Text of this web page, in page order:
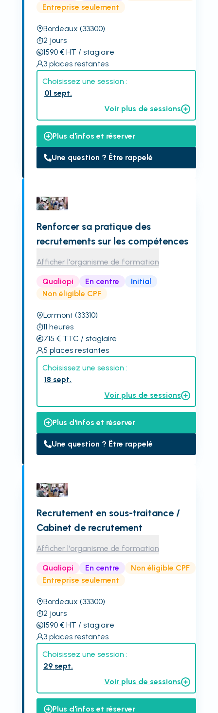
Entreprise seulement
Bordeaux (33300)
2 jours
1590€ HT / stagiaire
3 places restantes
Choisissez une session :
01 sept.
Voir plus de sessions
Plus d'infos et réserver
Une question ? Être rappelé
Renforcer sa pratique des
recrutements sur les compétences
Afficher l'organisme de formation
Qualiopi En centre
Initial
Non éligible CPF
Lormont (33310)
11 heures
715 € TTC / stagiaire
5 places restantes
Choisissez une session :
18 sept.
Voir plus de sessions
Plus d'infos et réserver
Une question ? Être rappelé
Recrutement en sous-traitance /
Cabinet de recrutement
Afficher l'organisme de formation
Qualiopi En centre
Non éligible CPF
Entreprise seulement
Bordeaux (33300)
2 jours
1590€ HT / stagiaire
3 places restantes
Choisissez une session :
29 sept.
Voir plus de sessions
Plus d'infos et réserver